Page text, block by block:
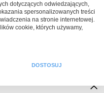
83 mm x 166 mm
15 % karton
dotyczących odwiedzających,
spersonalizowanych treści
na stronie internetowej.
cookie, których używamy,
DOSTOSUJ